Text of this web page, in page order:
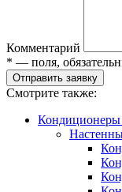
Комментарий
* — поля,
Отправить заявку
Смотрите также: